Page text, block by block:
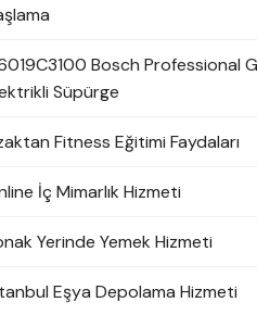
Bosch Professional
Süpürge
Fitness Eğitimi Faydaları
İç Mimarlık Hizmeti
Yerinde Yemek Hizmeti
Eşya Depolama Hizmeti